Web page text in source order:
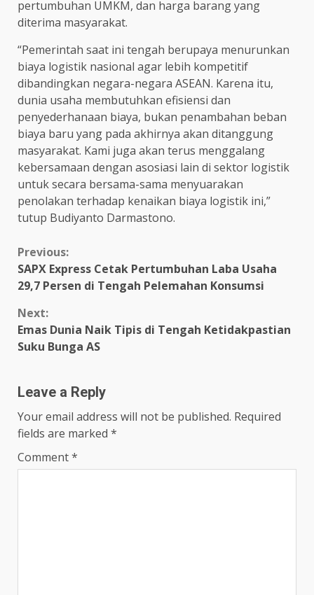
pertumbuhan UMKM, dan harga barang yang
diterima masyarakat.
“Pemerintah saat ini tengah berupaya menurunkan
biaya logistik nasional agar lebih kompetitif
dibandingkan negara-negara ASEAN. Karena itu,
dunia usaha membutuhkan efisiensi dan
penyederhanaan biaya, bukan penambahan beban
biaya baru yang pada akhirnya akan ditanggung
masyarakat. Kami juga akan terus menggalang
kebersamaan dengan asosiasi lain di sektor logistik
untuk secara bersama-sama menyuarakan
penolakan terhadap kenaikan biaya logistik ini,”
tutup Budiyanto Darmastono.
Continue
Reading
Previous:
SAPX Express Cetak Pertumbuhan Laba Usaha
29,7 Persen di Tengah Pelemahan Konsumsi
Next:
Emas Dunia Naik Tipis di Tengah Ketidakpastian
Suku Bunga AS
Leave a Reply
Your email address will not be published. Required
fields are marked *
Comment*